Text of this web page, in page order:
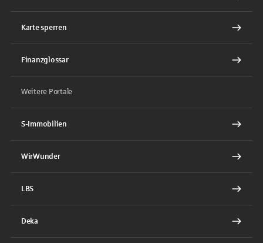
Karte sperren
Finanzglossar
Weitere Portale
S-Immobilien
WirWunder
LBS
Deka